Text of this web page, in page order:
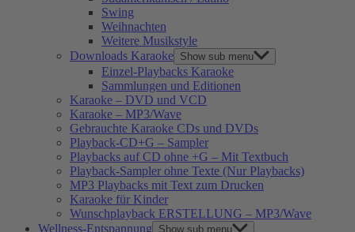
Swing
Weihnachten
Weitere Musikstyle
Downloads Karaoke Show sub menu
Einzel-Playbacks Karaoke
Sammlungen und Editionen
Karaoke – DVD und VCD
Karaoke – MP3/Wave
Gebrauchte Karaoke CDs und DVDs
Playback-CD+G – Sampler
Playbacks auf CD ohne +G – Mit Textbuch
Playback-Sampler ohne Texte (Nur Playbacks)
MP3 Playbacks mit Text zum Drucken
Karaoke für Kinder
Wunschplayback ERSTELLUNG – MP3/Wave
Wellness-Entspannung
Show sub menu